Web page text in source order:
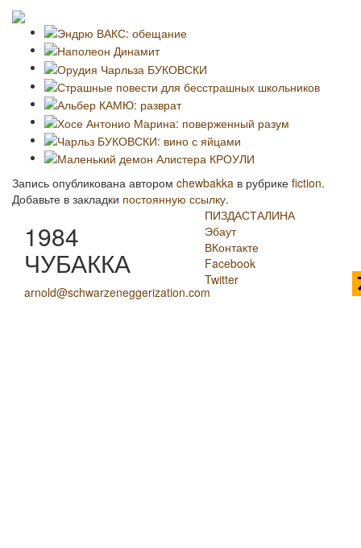
Запись опубликована автором chewbakka в рубрике fiction.
Добавьте в закладки постоянную ссылку.
1984
ЧУБАККА
arnold@schwarzeneggerization.com
ПИЗДАСТАЛИНА
Эбаут
ВКонтакте
Facebook
Twitter